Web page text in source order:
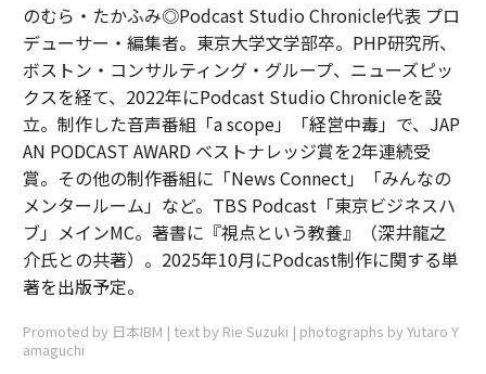
のむら・たかふみ◎Podcast Studio Chronicle代表 プロ
デューサー・編集者。東京大学文学部卒。PHP研究所、
ボストン・コンサルティング・グループ、ニューズピッ
クスを経て、2022年にPodcast Studio Chronicleを設
立。制作した音声番組「a scope」「経営中毒」で、JAP
AN PODCAST AWARD ベストナレッジ賞を2年連続受
賞。その他の制作番組に「News Connect」「みんなの
メンタールーム」など。TBS Podcast「東京ビジネスハ
ブ」メインMC。著書に『視点という教養』（深井龍之
介氏との共著）。2025年10月にPodcast制作に関する単
著を出版予定。
Promoted by 日本IBM | text by Rie Suzuki | photographs by Yutaro Y
amaguchi